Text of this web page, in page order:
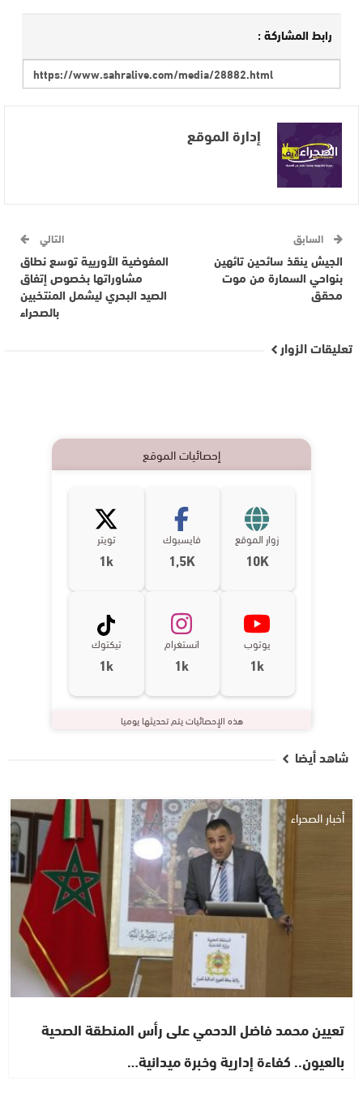
رابط المشاركة :
إدارة الموقع
السابق
الجيش ينقذ سائحين تائهين
بنواحي السمارة من موت
محقق
التالي
المفوضية الأوريية توسع نطاق
مشاوراتها بخصوص إتفاق
الصيد البحري ليشمل المنتخبين
بالصحراء
تعليقات الزوار
إحصائيات الموقع
زوار الموقع
10K
فايسبوك
1,5K
تويتر
1k
يوتوب
1k
انستغرام
1k
تيكتوك
1k
هذه الإحصائيات يتم تحديثها يوميا
شاهد أيضا
أخبار الصحراء
تعيين محمد فاضل الدحمي على رأس المنطقة الصحية
بالعيون.. كفاءة إدارية وخبرة ميدانية…